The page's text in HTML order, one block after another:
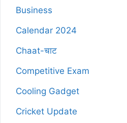
Business
Calendar 2024
Chaat-चाट
Competitive Exam
Cooling Gadget
Cricket Update